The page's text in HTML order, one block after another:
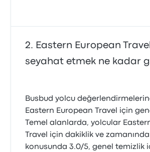
Eastern European
seyahat etmek ne kadar
Busbud yolcu
Eastern European Travel için
Temel alanlarda, yolcular
Travel için dakiklik ve
konusunda 3.0/5, genel temizlik